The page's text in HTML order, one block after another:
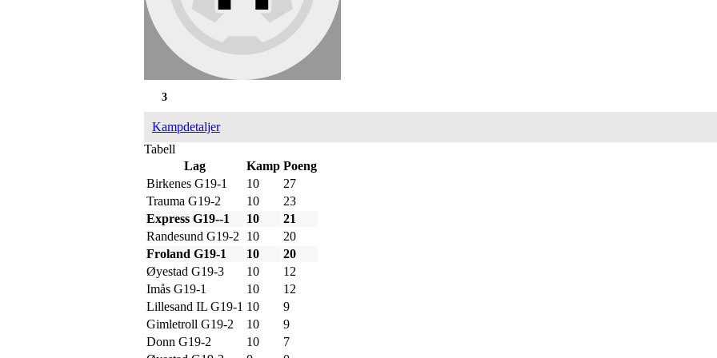
3
Kampdetaljer
Tabell
Lag
Kamp Poeng
Birkenes G19-1
10
27
Trauma G19-2
10
23
Express G19--1
10
21
Randesund G19-2
10
20
Froland G19-1
10
20
Øyestad G19-3
10
12
Imås G19-1
10
12
Lillesand IL G19-1 10
9
Gimletroll G19-2
10
9
Donn G19-2
10
7